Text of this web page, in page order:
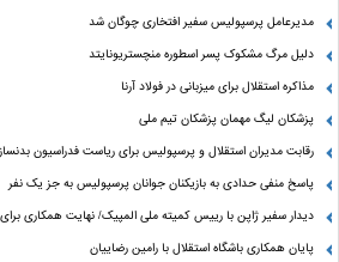
مدیرعامل پرسپولیس سفیر افتخاری چوگان شد
دلیل مرگ مشکوک پسر اسطوره منچستریونایتد
مذاکره استقلال برای میزبانی در فولاد آرنا
پزشکان لیگ مهمان پزشکان تیم ملی
رقابت مدیران استقلال و پرسپولیس برای ریاست فدراسیون
پاسخ منفی حدادی به بازیکنان جوانان پرسپولیس به جز یک نفر
دیدار سفیر ژاپن با رییس کمیته ملی المپیک/ نهایت همکاری برای
پایان همکاری باشگاه استقلال با رامین رضاییان